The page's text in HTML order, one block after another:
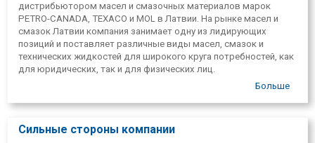
дистрибьютором масел и смазочных материалов марок
PETRO-CANADA, TEXACO и MOL в Латвии. На рынке масел и
смазок Латвии компания занимает одну из лидирующих
позиций и поставляет различные виды масел, смазок и
технических жидкостей для широкого круга потребностей, как
для юридических, так и для физических лиц.
Ассортимент продукции, доступной покупателям, включает в
для всех типов транспортных средств, как дорожного, так и
ООО "VA MOTORS" также обеспечивает контроль масла(
Больше
Сильные стороны компании